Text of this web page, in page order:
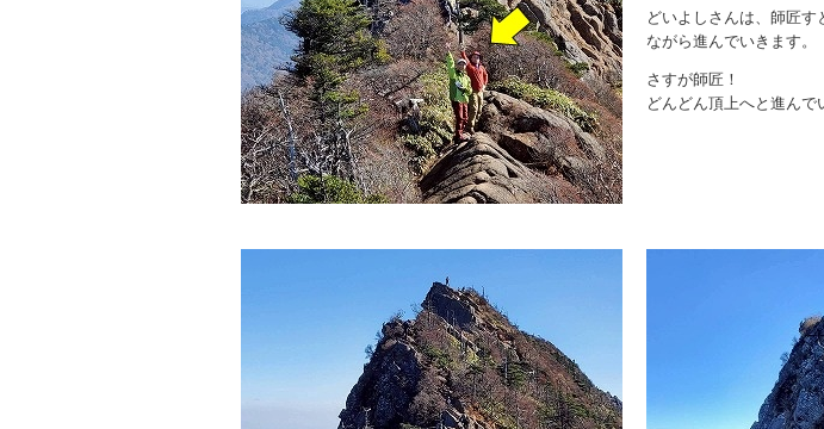
どいよしさんは、師匠
ながら進んでいきます。
さすが師匠！
どんどん頂上へと進んで